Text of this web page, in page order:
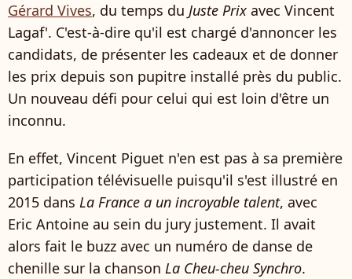
Gérard Vives, du temps du Juste Prix avec Vincent
Lagaf'. C'est-à-dire qu'il est chargé d'annoncer les
candidats, de présenter les cadeaux et de donner
les prix depuis son pupitre installé près du public.
Un nouveau défi pour celui qui est loin d'être un
inconnu.
En effet, Vincent Piguet n'en est pas à sa première
participation télévisuelle puisqu'il s'est illustré en
2015 dans La France a un incroyable talent, avec
Eric Antoine au sein du jury justement. Il avait
alors fait le buzz avec un numéro de danse de
chenille sur la chanson La Cheu-cheu Synchro.